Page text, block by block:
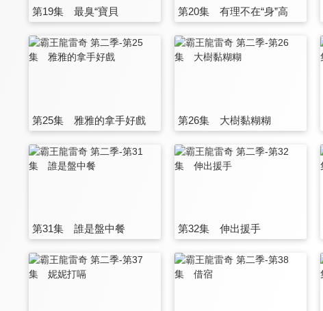
第19集 最臭“寶貝 第20集 有理不在“身”高
第25集 雅雅的拿手好戲 第26集 大樹黏糊糊
第31集 誰是盤中餐 第32集 伸出援手